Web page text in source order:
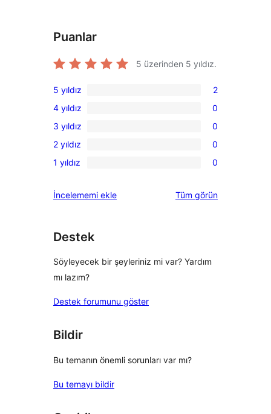
Puanlar
5 üzerinden 5 yıldız.
2
5
yıldızlı
inceleme
5 yıldız 2
0
4
yıldızlı
inceleme
4 yıldız 0
0
3
yıldızlı
3 yıldız 0
0
2
inceleme
2 yıldız 0
0
yıldızlı
1 yıldız 0
İncelememi ekle Tüm değerlendirmeleri
görün
Destek
Söyleyecek bir şeyleriniz mi var? Yardım
mı lazım?
Destek forumunu göster
Bildir
Bu temanın önemli sorunları var mı?
Bu temayı bildir